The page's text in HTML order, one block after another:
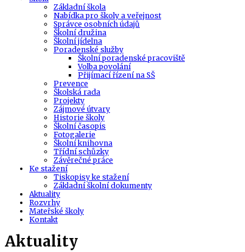
Základní škola
Nabídka pro školy a veřejnost
Správce osobních údajů
Školní družina
Školní jídelna
Poradenské služby
Školní poradenské pracoviště
Volba povolání
Přijímací řízení na SŠ
Prevence
Školská rada
Projekty
Zájmové útvary
Historie školy
Školní časopis
Fotogalerie
Školní knihovna
Třídní schůzky
Závěrečné práce
Ke stažení
Tiskopisy ke stažení
Základní školní dokumenty
Aktuality
Rozvrhy
Mateřské školy
Kontakt
Aktuality